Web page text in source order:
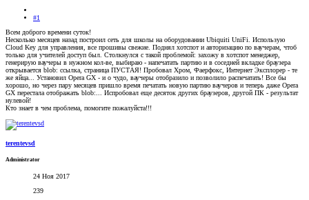
#1
Всем доброго времени суток!
Несколько месяцев назад построил сеть для школы на оборудовании Ubiquiti UniFi. Использую
Cloud Key для управления, все прошивы свежие. Поднял хотспот и авторизацию по ваучерам, чтоб
только для учителей доступ был. Столкнулся с такой проблемой: захожу в хотспот менеджер,
генерирую ваучеры в нужном кол-ве, выбираю - напечатать партию и в соседней вкладке браузера
открывается blob: ссылка, страница ПУСТАЯ! Пробовал Хром, Фаерфокс, Интернет Эксплорер - те
же яйца... Установил Opera GX - и о чудо, ваучеры отобразило и позволило распечатать! Все бы
хорошо, но через пару месяцев пришло время печатать новую партию ваучеров и теперь даже Opera
GX перестала отображать blob:... Испробовал еще десяток других браузеров, другой ПК - результат
нулевой!
Кто знает в чем проблема, помогите пожалуйста!!!
terentevsd
Administrator
24 Ноя 2017
239